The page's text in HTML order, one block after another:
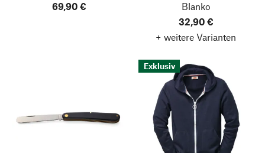
69,90 €
Blanko
32,90 €
+ weitere Varianten
Exklusiv